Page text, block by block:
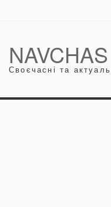
NAVCHAS
Своєчасні та